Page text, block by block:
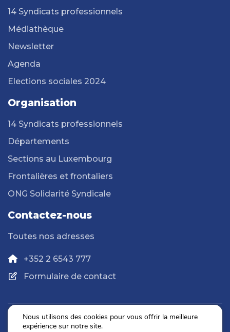
14 Syndicats professionnels
Médiathèque
Newsletter
Agenda
Elections sociales 2024
Organisation
14 Syndicats professionnels
Départements
Sections au Luxembourg
Frontalières et frontaliers
ONG Solidarité Syndicale
Contactez-nous
Toutes nos adresses
+352 2 6543 777
Formulaire de contact
Politique de confidentialité
Nous utilisons des cookies pour vous offrir la meilleure
expérience sur notre site.